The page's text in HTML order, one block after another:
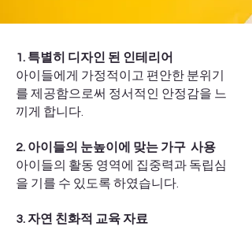
1. 특별히 디자인 된 인테리어
아이들에게 가정적이고 편안한 분위기
를 제공함으로써 정서적인 안정감을 느
끼게 합니다.
2. 아이들의 눈높이에 맞는 가구 사용
아이들의 활동 영역에 집중력과 독립심
을 기를 수 있도록 하였습니다.
3. 자연 친화적 교육 자료